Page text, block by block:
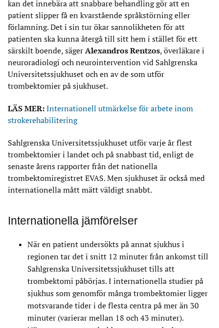
kan det innebära att snabbare behandling gör att en
patient slipper få en kvarstående språkstörning eller
förlamning. Det i sin tur ökar sannolikheten för att
patienten ska kunna återgå till sitt hem i stället för ett
särskilt boende, säger Alexandros Rentzos, överläkare i
neuroradiologi och neurointervention vid Sahlgrenska
Universitetssjukhuset och en av de som utför
trombektomier på sjukhuset.
LÄS MER: Internationell utmärkelse för arbete inom
strokerehabilitering
Sahlgrenska Universitetssjukhuset utför varje år flest
trombektomier i landet och på snabbast tid, enligt de
senaste årens rapporter från det nationella
trombektomiregistret EVAS. Men sjukhuset är också med
internationella mått mätt väldigt snabbt.
Internationella jämförelser
När en patient undersökts på annat sjukhus i
regionen tar det i snitt 12 minuter från ankomst till
Sahlgrenska Universitetssjukhuset tills att
trombektomi påbörjas. I internationella studier på
sjukhus som genomför många trombektomier ligger
motsvarande tider i de flesta centra på mer än 30
minuter (varierar mellan 18 och 43 minuter).